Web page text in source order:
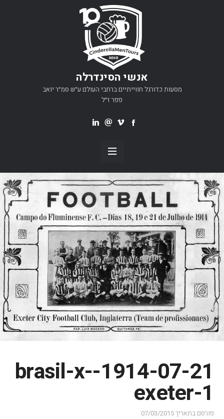
אנשי הסינדרלה
מסעות כדורגל חווייתיים ברחבי העולם ע״ש סמ״ר יואב
פפר ז״ל
1914-07-21-brasil-x-
exeter-1
פורסם בתאריך07/03/2015